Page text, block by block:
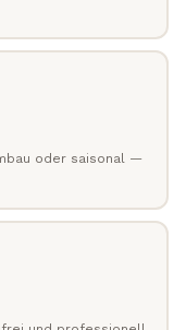
oder saisonal —